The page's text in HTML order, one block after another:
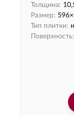
Толщина:
Размер:
Тип плитки:
Поверхность: